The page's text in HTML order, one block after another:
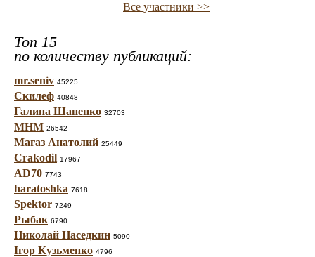
Все участники >>
Топ 15
по количеству публикаций:
mr.seniv 45225
Скилеф 40848
Галина Шаненко 32703
МНМ 26542
Магаз Анатолий 25449
Crakodil 17967
AD70 7743
haratoshka 7618
Spektor 7249
Рыбак 6790
Николай Наседкин 5090
Ігор Кузьменко 4796